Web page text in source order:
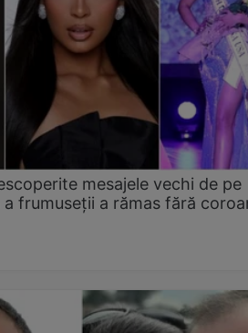
mesajele vechi de pe
frumuseții a rămas fără